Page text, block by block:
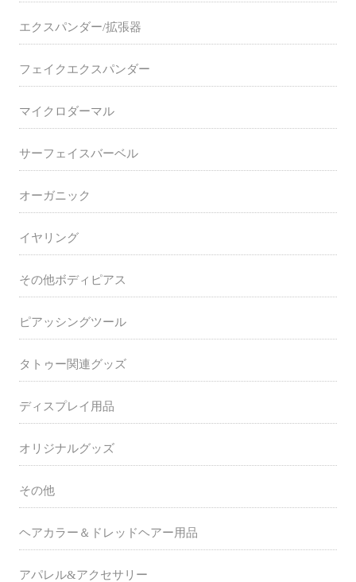
エクスパンダー/拡張器
フェイクエクスパンダー
マイクロダーマル
サーフェイスバーベル
オーガニック
イヤリング
その他ボディピアス
ピアッシングツール
タトゥー関連グッズ
ディスプレイ用品
オリジナルグッズ
その他
ヘアカラー＆ドレッドヘアー用品
アパレル&アクセサリー